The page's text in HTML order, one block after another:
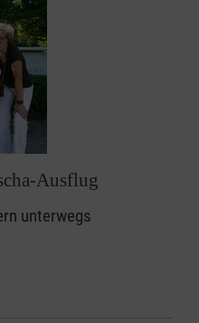
Ausflug
unterwegs